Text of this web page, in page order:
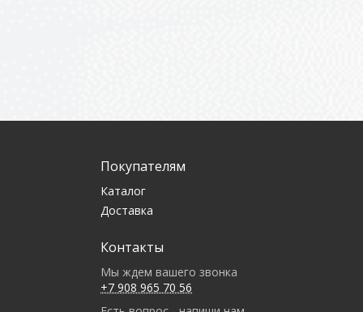
Покупателям
Каталог
Доставка
Контакты
Мы ждем вашего звонка
+7 908 965 70 56